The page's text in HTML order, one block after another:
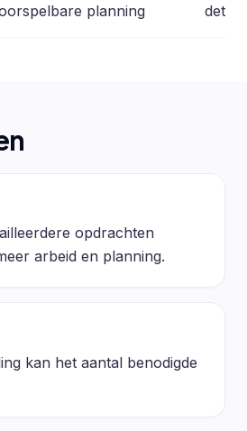
planning
opdrachten
arbeid en planning.
kan het aantal benodigde